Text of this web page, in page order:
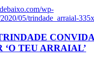
wp-
05/trindade_arraial-
‘O TEU ARRAIAL’